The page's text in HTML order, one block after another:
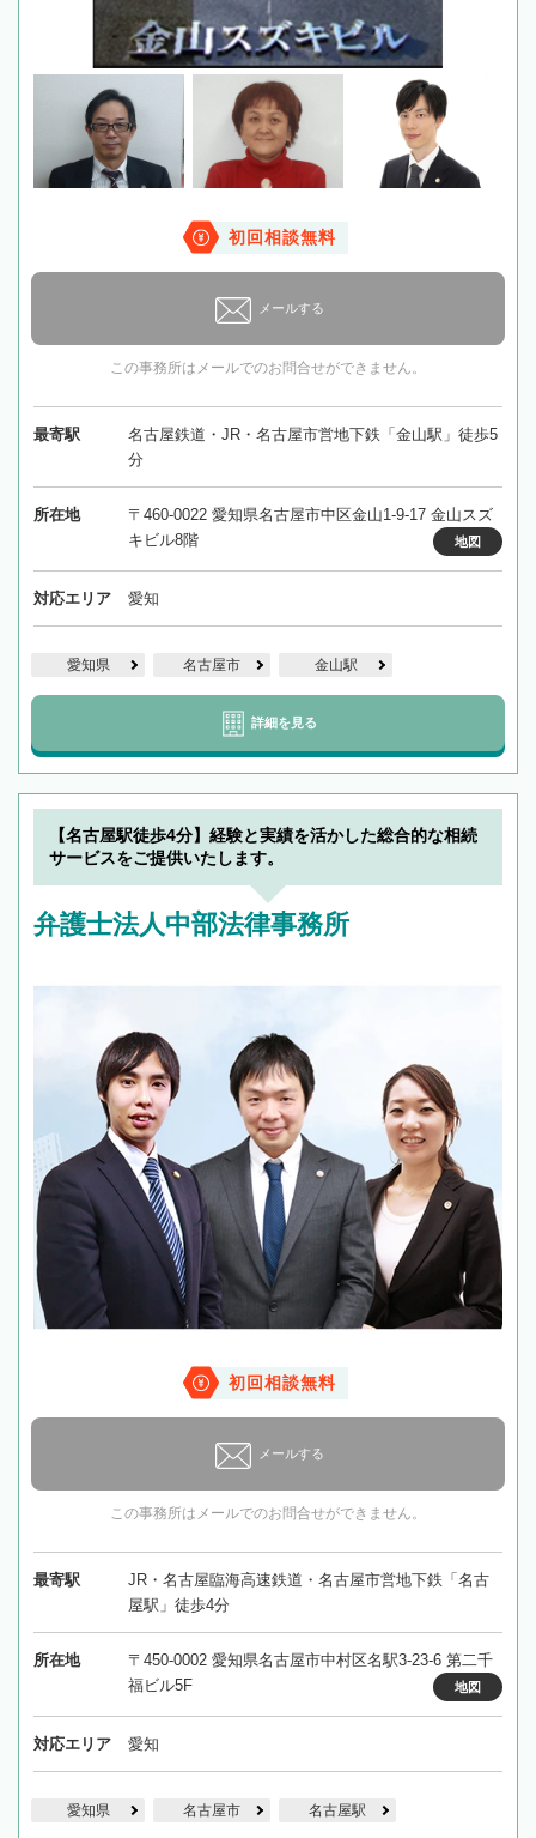
初回相談無料
メールする
この事務所はメールでのお問合せができません。
最寄駅
名古屋鉄道・JR・名古屋市営地下鉄「金山駅」徒歩5
分
所在地
〒460-0022 愛知県名古屋市中区金山1-9-17 金山スズ
キビル8階
地図
対応エリア 愛知
愛知県 名古屋市 金山駅
詳細を見る
【名古屋駅徒歩4分】経験と実績を活かした総合的な相続
サービスをご提供いたします。
弁護士法人中部法律事務所
初回相談無料
メールする
この事務所はメールでのお問合せができません。
最寄駅
JR・名古屋臨海高速鉄道・名古屋市営地下鉄「名古
屋駅」徒歩4分
所在地
〒450-0002 愛知県名古屋市中村区名駅3-23-6 第二千
福ビル5F
地図
対応エリア 愛知
愛知県 名古屋市 名古屋駅